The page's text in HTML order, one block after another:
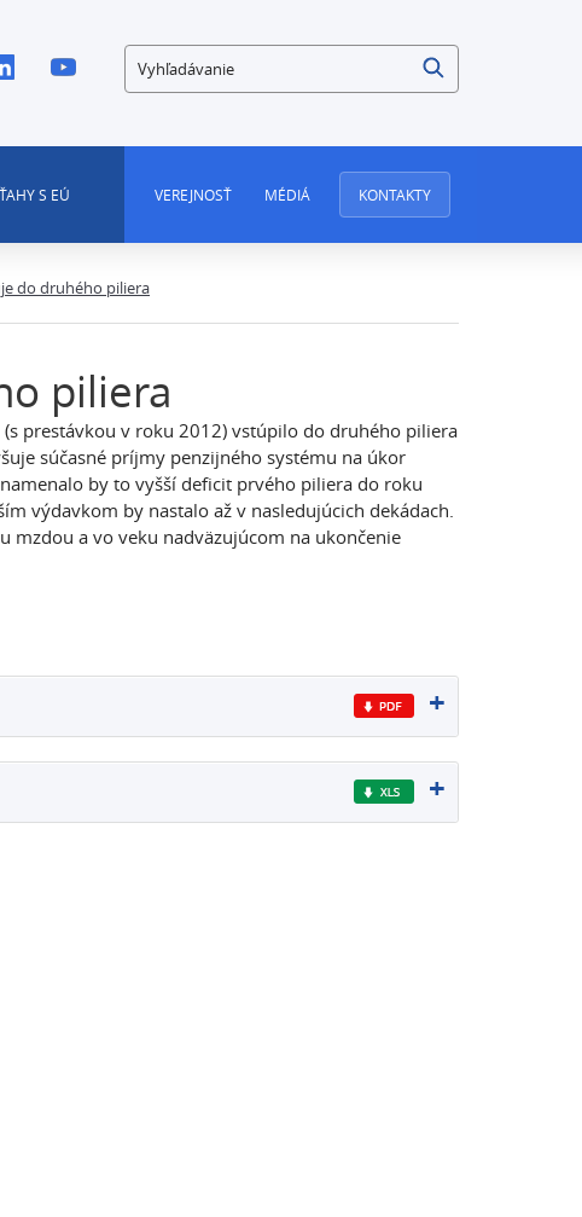
Vyhľadávanie
S EÚ VEREJNOSŤ MÉDIÁ KONTAKTY
do druhého piliera
piliera
prestávkou v roku 2012) vstúpilo do druhého piliera
súčasné príjmy penzijného systému na úkor
by to vyšší deficit prvého piliera do roku
výdavkom by nastalo až v nasledujúcich dekádach.
mzdou a vo veku nadväzujúcom na ukončenie